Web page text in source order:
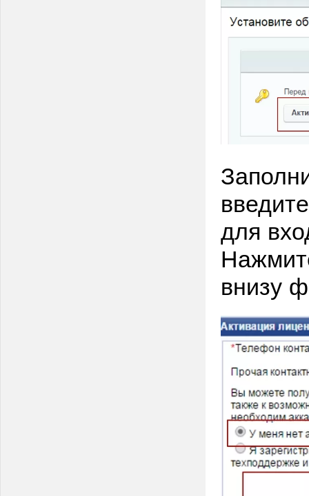
для
внизу